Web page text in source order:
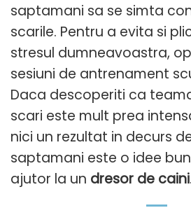
saptamani sa se simta
scarile. Pentru a evita si
stresul dumneavoastra,
sesiuni de antrenament
Daca descoperiti ca
scari este mult prea
nici un rezultat in decurs
saptamani este o idee
ajutor la un dresor de caini.